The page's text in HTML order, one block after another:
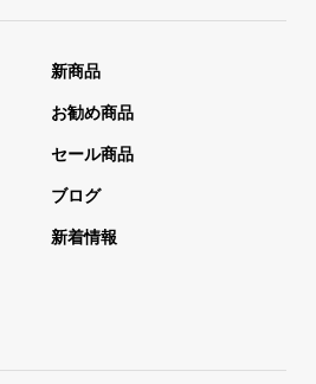
新商品
お勧め商品
セール商品
ブログ
新着情報